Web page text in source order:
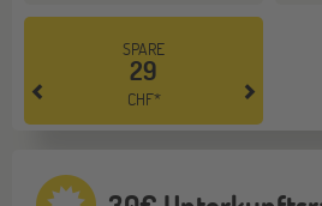
SPARE
29
CHF*